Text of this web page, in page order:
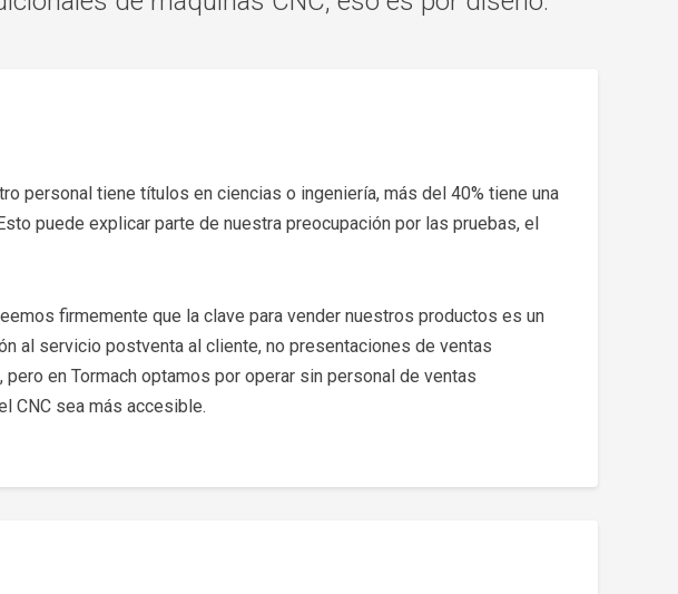
personal tiene títulos en ciencias o ingeniería, más del 40% tiene una
puede explicar parte de nuestra preocupación por las pruebas, el
firmemente que la clave para vender nuestros productos es un
al servicio postventa al cliente, no presentaciones de ventas
en Tormach optamos por operar sin personal de ventas
CNC sea más accesible.